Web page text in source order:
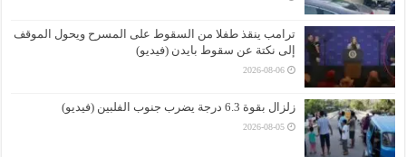
ترامب ينقذ طفلا من السقوط على المسرح ويحول الموقف
إلى نكتة عن سقوط بايدن (فيديو)
2026-08-06
زلزال بقوة 6.3 درجة يضرب جنوب الفلبين (فيديو)
2026-08-05